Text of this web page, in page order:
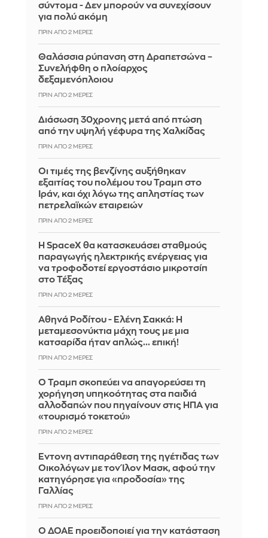
σύντομα - Δεν μπορούν να συνεχίσουν
για πολύ ακόμη
ΠΡΙΝ ΑΠΌ 2 ΜΈΡΕΣ
Θαλάσσια ρύπανση στη Δραπετσώνα –
Συνελήφθη ο πλοίαρχος
δεξαμενόπλοιου
ΠΡΙΝ ΑΠΌ 2 ΜΈΡΕΣ
Διάσωση 30χρονης μετά από πτώση
από την υψηλή γέφυρα της Χαλκίδας
ΠΡΙΝ ΑΠΌ 2 ΜΈΡΕΣ
Οι τιμές της βενζίνης αυξήθηκαν
εξαιτίας του πολέμου του Τραμπ στο
Ιράν, και όχι λόγω της απληστίας των
πετρελαϊκών εταιρειών
ΠΡΙΝ ΑΠΌ 2 ΜΈΡΕΣ
Η SpaceX θα κατασκευάσει σταθμούς
παραγωγής ηλεκτρικής ενέργειας για
να τροφοδοτεί εργοστάσιο μικροτσίπ
στο Τέξας
ΠΡΙΝ ΑΠΌ 2 ΜΈΡΕΣ
Αθηνά Ροδίτου - Ελένη Σακκά: Η
μεταμεσονύκτια μάχη τους με μια
κατσαρίδα ήταν απλώς... επική!
ΠΡΙΝ ΑΠΌ 2 ΜΈΡΕΣ
Ο Τραμπ σκοπεύει να απαγορεύσει τη
χορήγηση υπηκοότητας στα παιδιά
αλλοδαπών που πηγαίνουν στις ΗΠΑ για
«τουρισμό τοκετού»
ΠΡΙΝ ΑΠΌ 2 ΜΈΡΕΣ
Έντονη αντιπαράθεση της ηγέτιδας των
Οικολόγων με τον Ίλον Μασκ, αφού την
κατηγόρησε για «προδοσία» της
Γαλλίας
ΠΡΙΝ ΑΠΌ 2 ΜΈΡΕΣ
Ο ΔΟΑΕ προειδοποιεί για την κατάσταση